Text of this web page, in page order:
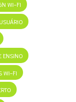
WI-FI
ENSINO
WI-FI